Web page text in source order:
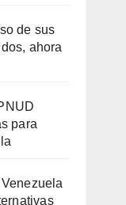
de sus
ahora
para